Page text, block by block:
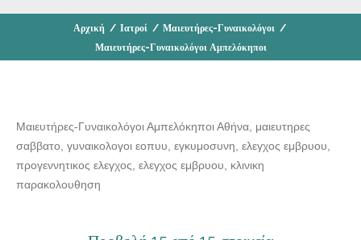
Αρχική / Ιατροί / Μαιευτήρες-Γυναικολόγοι /
Μαιευτήρες-Γυναικολόγοι Αμπελόκηποι
Μαιευτήρες-Γυναικολόγοι Αμπελόκηποι Αθήνα, μαιευτηρες
σαββατο, γυναικολογοι εοπυυ, εγκυμοσυνη, ελεγχος εμβρυου,
προγεννητικος ελεγχος, ελεγχος εμβρυου, κλινικη
παρακολουθηση